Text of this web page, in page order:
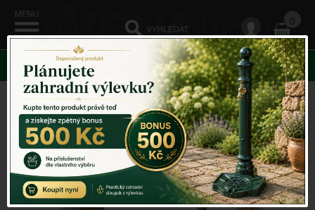
0
KATEGORIE
Venkovský domov
->
Svatební dekorace
Řazení:Cena| Název|Skladem|Vše